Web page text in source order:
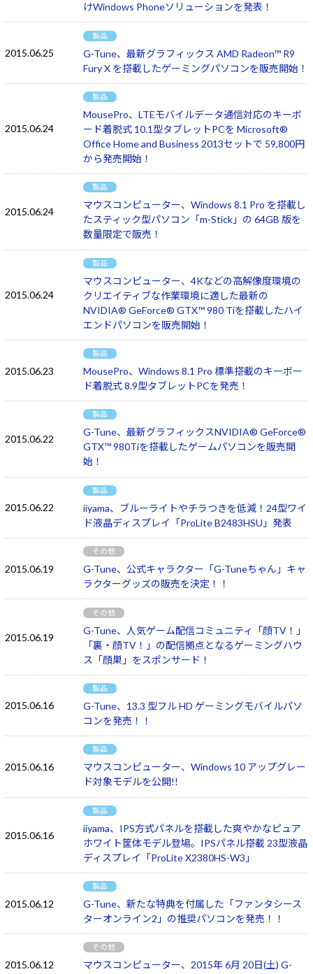
けWindows Phoneソリューションを発表！
2015.06.25
製品
G-Tune、最新グラフィックス AMD Radeon™ R9
Fury X を搭載したゲーミングパソコンを販売開始！
2015.06.24
製品
MousePro、LTEモバイルデータ通信対応のキーボ
ード着脱式 10.1型タブレットPCを Microsoft®
Office Home and Business 2013セットで 59,800円
から発売開始！
2015.06.24
製品
マウスコンピューター、Windows 8.1 Pro を搭載し
たスティック型パソコン「m-Stick」の 64GB 版を
数量限定で販売！
2015.06.24
製品
マウスコンピューター、4Kなどの高解像度環境の
クリエイティブな作業環境に適した最新の
NVIDIA® GeForce® GTX™ 980 Tiを搭載したハイ
エンドパソコンを販売開始！
2015.06.23
製品
MousePro、Windows 8.1 Pro 標準搭載のキーボー
ド着脱式 8.9型タブレットPCを発売！
2015.06.22
製品
G-Tune、最新グラフィックスNVIDIA® GeForce®
GTX™ 980Tiを搭載したゲームパソコンを販売開
始！
2015.06.22
製品
iiyama、ブルーライトやチラつきを低減！24型ワイ
ド液晶ディスプレイ「ProLite B2483HSU」発表
2015.06.19
その他
G-Tune、公式キャラクター「G-Tuneちゃん」キャ
ラクターグッズの販売を決定！！
2015.06.19
その他
G-Tune、人気ゲーム配信コミュニティ「顔TV！」
「裏・顔TV！」の配信拠点となるゲーミングハウ
ス「顔巣」をスポンサード！
2015.06.16
製品
G-Tune、13.3 型フル HD ゲーミングモバイルパソ
コンを発売！！
2015.06.16
製品
マウスコンピューター、Windows 10 アップグレー
ド対象モデルを公開!!
2015.06.16
製品
iiyama、IPS方式パネルを搭載した爽やかなピュア
ホワイト筐体モデル登場。IPSパネル搭載 23型液晶
ディスプレイ「ProLite X2380HS-W3」
2015.06.12
製品
G-Tune、新たな特典を付属した「ファンタシース
ターオンライン2」の推奨パソコンを発売！！
2015.06.12
その他
マウスコンピューター、2015年 6月 20日(土) G-